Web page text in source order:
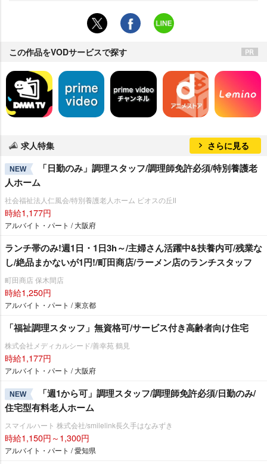
この作品をVODサービスで探す
求人特集 さらに見る
NEW
「日勤のみ」調理スタッフ/調理師免許必須/特別養護老
人ホーム
社会福祉法人仁風会/特別養護老人ホーム ビオスの丘Ⅱ
時給1,177円
アルバイト・パート / 大阪府
ランチ帯のみ!週1日・1日3h～/主婦さん活躍中&扶養内可/残業な
し/絶品まかないが1円!/町田商店/ラーメン店のランチスタッフ
町田商店 保木間店
時給1,250円
アルバイト・パート / 東京都
「福祉調理スタッフ」無資格可/サービス付き高齢者向け住宅
株式会社メディカルシード/善幸苑 鶴見
時給1,177円
アルバイト・パート / 大阪府
NEW
「週1から可」調理スタッフ/調理師免許必須/日勤のみ/
住宅型有料老人ホーム
スマイルハート 株式会社/smilelink長久手はなみずき
時給1,150円～1,300円
アルバイト・パート / 愛知県